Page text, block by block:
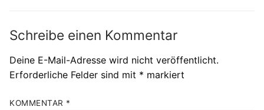
Schreibe einen Kommentar
Deine E-Mail-Adresse wird nicht veröffentlicht.
Erforderliche Felder sind mit * markiert
KOMMENTAR *